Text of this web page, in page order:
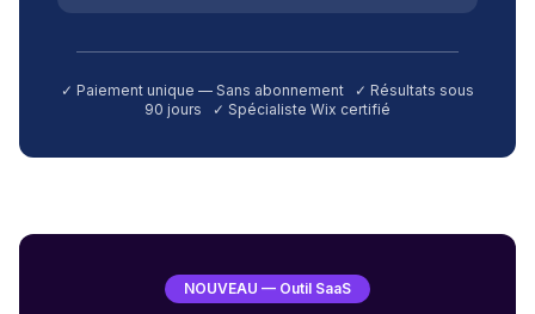
✓ Paiement unique — Sans abonnement ✓ Résultats sous
90 jours ✓ Spécialiste Wix certifié
NOUVEAU — Outil SaaS